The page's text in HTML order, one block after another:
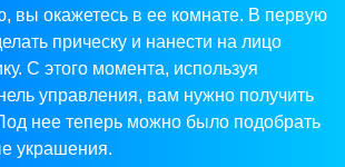
окажетесь в ее комнате. В первую
прическу и нанести на лицо
С этого момента, используя
управления, вам нужно получить
нее теперь можно было подобрать
украшения.